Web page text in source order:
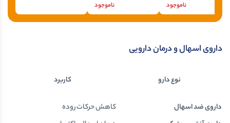
ناموجود ناموجود
داروی اسهال و درمان دارویی
نوع دارو کاربرد
داروی ضد اسهال کاهش حرکات روده